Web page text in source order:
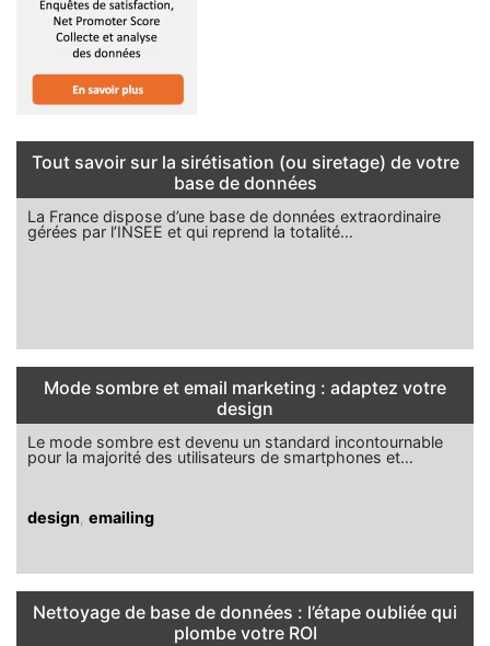
Tout savoir sur la sirétisation (ou siretage) de votre
base de données
La France dispose d’une base de données extraordinaire
gérées par l’INSEE et qui reprend la totalité…
Mode sombre et email marketing : adaptez votre
design
Le mode sombre est devenu un standard incontournable
pour la majorité des utilisateurs de smartphones et…
design emailing
Nettoyage de base de données : l’étape oubliée qui
plombe votre ROI